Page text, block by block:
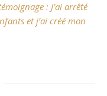
: J’ai arrêté
et j’ai créé mon